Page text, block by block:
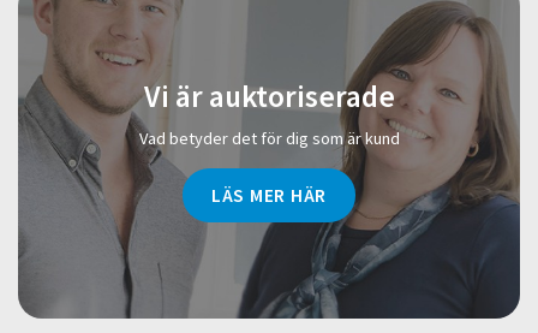
Vi är auktoriserade
Vad betyder det för dig som är kund
LÄS MER HÄR